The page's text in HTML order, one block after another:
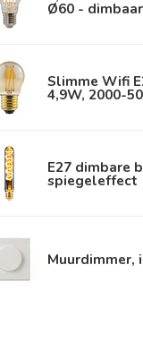
Ø60 - dimbaar
Slimme Wifi
4,9W, 2000-
E27 dimbare
spiegeleffect
Muurdimmer,